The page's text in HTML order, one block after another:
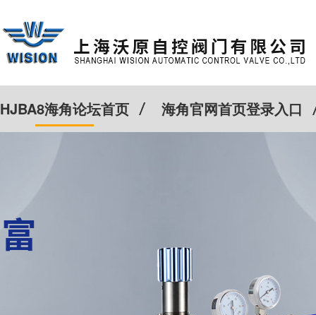
HJBA8海角论坛首页 海角官网首页登录入口